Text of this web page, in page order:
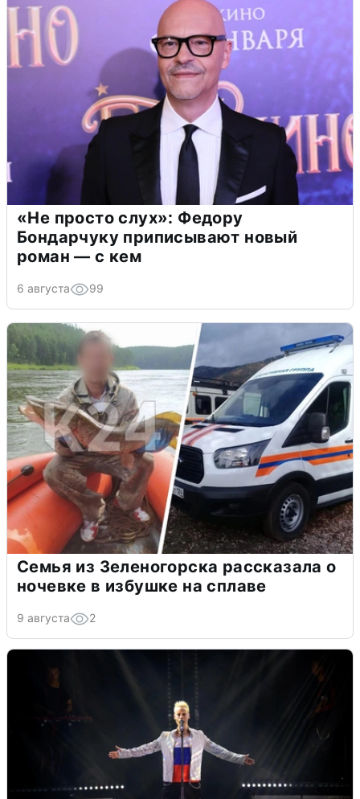
«Не просто слух»: Федору
Бондарчуку приписывают новый
роман — с кем
6 августа 99
Семья из Зеленогорска рассказала о
ночевке в избушке на сплаве
9 августа 2